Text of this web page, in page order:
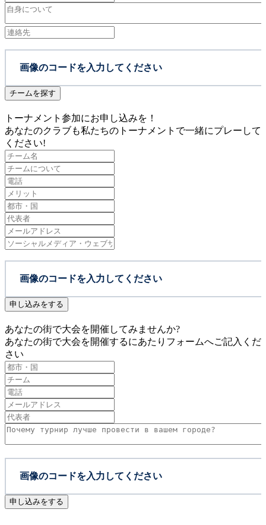
チームを探す
トーナメント参加にお申し込みを！
あなたのクラブも私たちのトーナメントで一緒にプレーして
ください!
申し込みをする
あなたの街で大会を開催してみませんか?
あなたの街で大会を開催するにあたりフォームへご記入くだ
さい
申し込みをする